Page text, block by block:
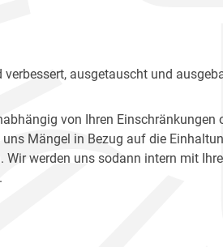
ausgetauscht und
von Ihren Einschränkungen
Mängel in Bezug auf die
Wir werden uns sodann intern mit